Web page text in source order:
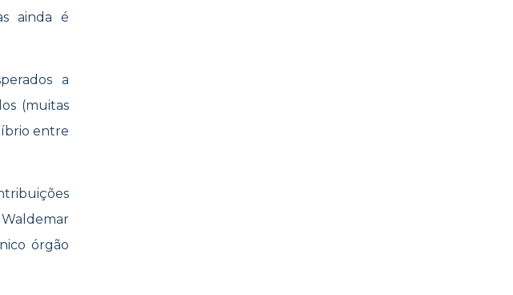
ainda é
a
(muitas
entre
órgão